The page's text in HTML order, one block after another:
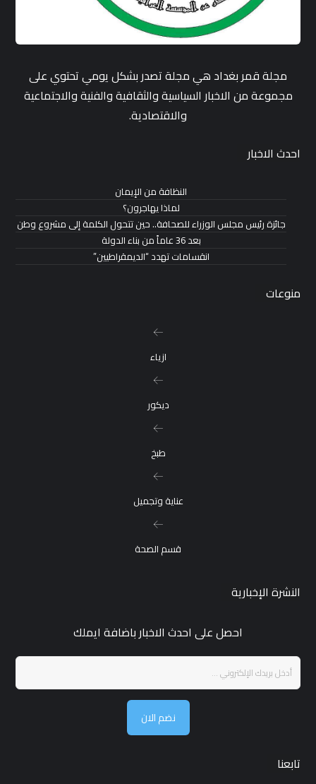
مجلة قمر بغداد هي مجلة تصدر بشكل يومي تحتوي على
مجموعة من الاخبار السياسية والثقافية والفنية والاجتماعية
والاقتصادية.
احدث الاخبار
النظافة من الإيمان
لماذا يهاجرون؟
جائزة رئيس مجلس الوزراء للصحافة.. حين تتحول الكلمة إلى مشروع وطن
بعد 36 عاماً من بناء الدولة
انقسامات تهدد “الديمقراطيين”
منوعات
ازياء
ديكور
طبخ
عناية وتجميل
قسم الصحة
النشرة الإخبارية
احصل على احدث الاخبار باضافة ايملك
نضم الان
تابعنا